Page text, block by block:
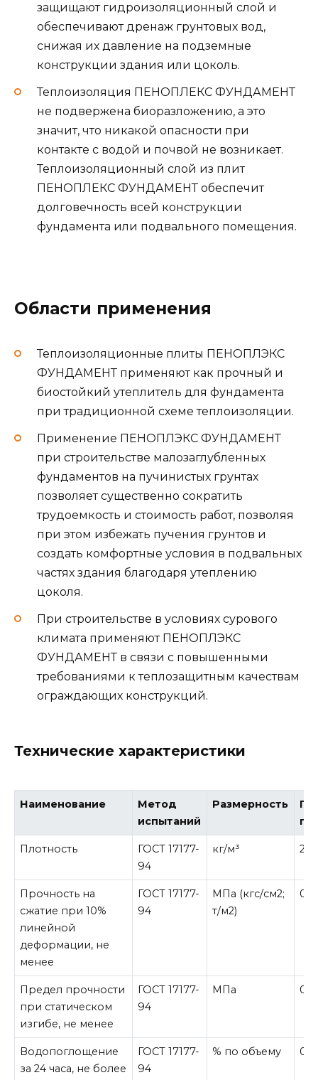
защищают гидроизоляционный слой и
обеспечивают дренаж грунтовых вод,
снижая их давление на подземные
конструкции здания или цоколь.
Теплоизоляция ПЕНОПЛЕКС ФУНДАМЕНТ
не подвержена биоразложению, а это
значит, что никакой опасности при
контакте с водой и почвой не возникает.
Теплоизоляционный слой из плит
ПЕНОПЛЕКС ФУНДАМЕНТ обеспечит
долговечность всей конструкции
фундамента или подвального помещения.
Области применения
Теплоизоляционные плиты ПЕНОПЛЭКС
ФУНДАМЕНТ применяют как прочный и
биостойкий утеплитель для фундамента
при традиционной схеме теплоизоляции.
Применение ПЕНОПЛЭКС ФУНДАМЕНТ
при строительстве малозаглубленных
фундаментов на пучинистых грунтах
позволяет существенно сократить
трудоемкость и стоимость работ, позволяя
при этом избежать пучения грунтов и
создать комфортные условия в подвальных
частях здания благодаря утеплению
цоколя.
При строительстве в условиях сурового
климата применяют ПЕНОПЛЭКС
ФУНДАМЕНТ в связи с повышенными
требованиями к теплозащитным качествам
ограждающих конструкций.
Технические характеристики
Наименование
Метод
испытаний
Размерность
Плотность
ГОСТ 17177-
94
кг/м³
Прочность на
сжатие при 10%
линейной
деформации, не
менее
ГОСТ 17177-
94
МПа (кгс/см2;
т/м2)
Предел прочности
при статическом
изгибе, не менее
ГОСТ 17177-
94
МПа 0,4
Водопоглощение
за 24 часа, не более
ГОСТ 17177-
94
% по объему 0,4